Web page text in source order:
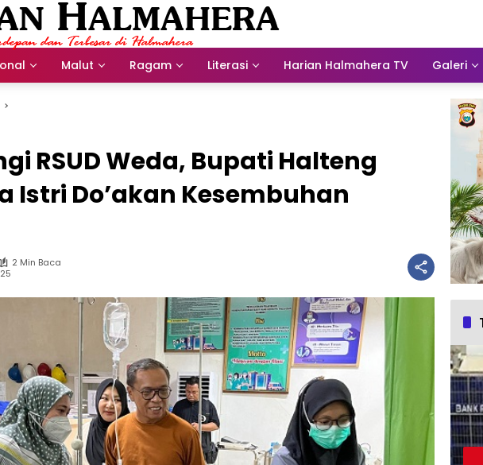
Malut Ragam Literasi Harian Halmahera TV Galeri
RSUD Weda, Bupati Halteng
Istri Do’akan Kesembuhan
2 Min Baca